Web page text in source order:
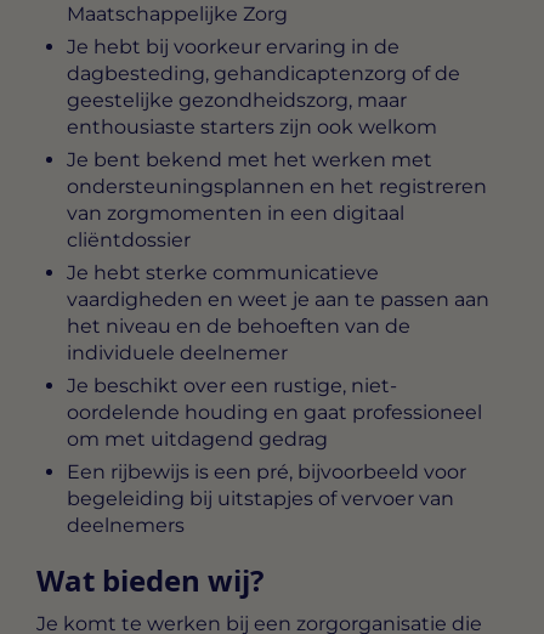
Maatschappelijke Zorg
Je hebt bij voorkeur ervaring in de
dagbesteding, gehandicaptenzorg of de
geestelijke gezondheidszorg, maar
enthousiaste starters zijn ook welkom
Je bent bekend met het werken met
ondersteuningsplannen en het registreren
van zorgmomenten in een digitaal
cliëntdossier
Je hebt sterke communicatieve
vaardigheden en weet je aan te passen aan
het niveau en de behoeften van de
individuele deelnemer
Je beschikt over een rustige, niet-
oordelende houding en gaat professioneel
om met uitdagend gedrag
Een rijbewijs is een pré, bijvoorbeeld voor
begeleiding bij uitstapjes of vervoer van
deelnemers
Wat bieden wij?
Je komt te werken bij een zorgorganisatie die